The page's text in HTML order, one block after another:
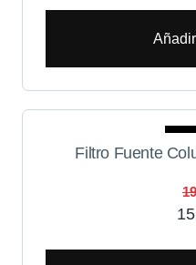
Filtro Fuente